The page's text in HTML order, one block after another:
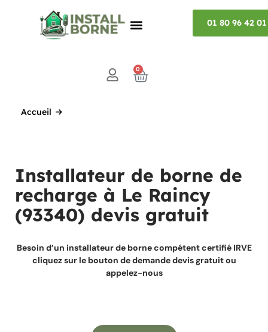
01 80 96 42 01
0
Accueil
Installateur de borne de
recharge à Le Raincy
(93340) devis gratuit
Besoin d’un installateur de borne compétent certifié IRVE
cliquez sur le bouton de demande devis gratuit ou
appelez-nous